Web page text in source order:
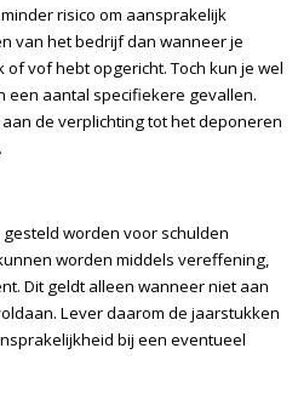
risico om aansprakelijk
van het bedrijf dan wanneer je
vof hebt opgericht. Toch kun je wel
een aantal specifiekere gevallen.
de verplichting tot het deponeren
worden voor schulden
worden middels vereffening,
Dit geldt alleen wanneer niet aan
Lever daarom de jaarstukken
bij een eventueel